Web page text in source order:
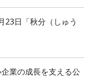
日「秋分（しゅう
業の成長を支える公